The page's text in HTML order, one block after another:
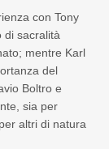
con Tony
di sacralità
mentre Karl
del
Boltro e
sia per
altri di natura